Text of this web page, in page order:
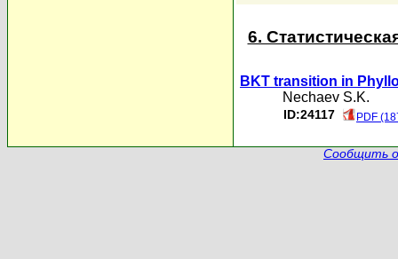
6.
BKT transition in
Nechaev S.K.
ID:24117 PDF
Сообщить о